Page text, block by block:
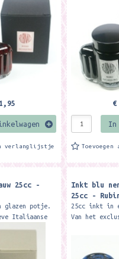
verlanglijstje
€
In
25cc -
glazen potje.
Italiaanse
Inkt blu
25cc -
25cc inkt in
Van het